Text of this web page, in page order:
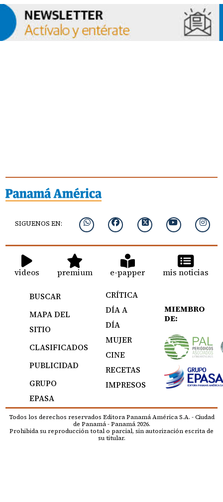
SIGUENOS EN:
videos premium e-papper mis noticias
BUSCAR
MAPA DEL
SITIO
CLASIFICADOS
PUBLICIDAD
GRUPO
EPASA
CRÍTICA
DÍA A
DÍA
MUJER
CINE
RECETAS
IMPRESOS
MIEMBRO
DE:
Todos los derechos reservados Editora Panamá América S.A. - Ciudad
de Panamá - Panamá 2026.
Prohibida su reproducción total o parcial, sin autorización escrita de
su titular.